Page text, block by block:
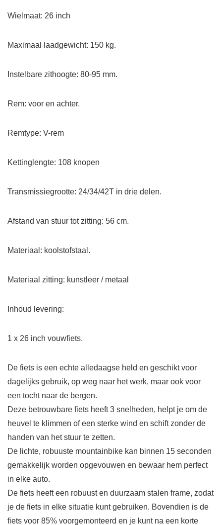
Wielmaat: 26 inch
Maximaal laadgewicht: 150 kg.
Instelbare zithoogte: 80-95 mm.
Rem: voor en achter.
Remtype: V-rem
Kettinglengte: 108 knopen
Transmissiegrootte: 24/34/42T in drie delen.
Afstand van stuur tot zitting: 56 cm.
Materiaal: koolstofstaal.
Materiaal zitting: kunstleer / metaal
Inhoud levering:
1 x 26 inch vouwfiets.
De fiets is een echte alledaagse held en geschikt voor
dagelijks gebruik, op weg naar het werk, maar ook voor
een tocht naar de bergen.
Deze betrouwbare fiets heeft 3 snelheden, helpt je om de
heuvel te klimmen of een sterke wind en schift zonder de
handen van het stuur te zetten.
De lichte, robuuste mountainbike kan binnen 15 seconden
gemakkelijk worden opgevouwen en bewaar hem perfect
in elke auto.
De fiets heeft een robuust en duurzaam stalen frame, zodat
je de fiets in elke situatie kunt gebruiken. Bovendien is de
fiets voor 85% voorgemonteerd en je kunt na een korte